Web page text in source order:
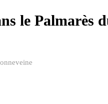
le Palmarès